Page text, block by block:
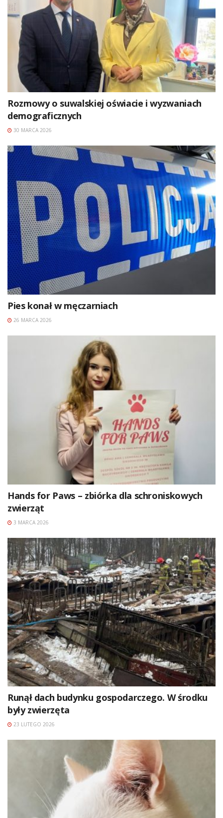
Rozmowy o suwalskiej oświacie i wyzwaniach
demograficznych
30 MARCA 2026
Pies konał w męczarniach
26 MARCA 2026
Hands for Paws – zbiórka dla schroniskowych
zwierząt
3 MARCA 2026
Runął dach budynku gospodarczego. W środku
były zwierzęta
23 LUTEGO 2026